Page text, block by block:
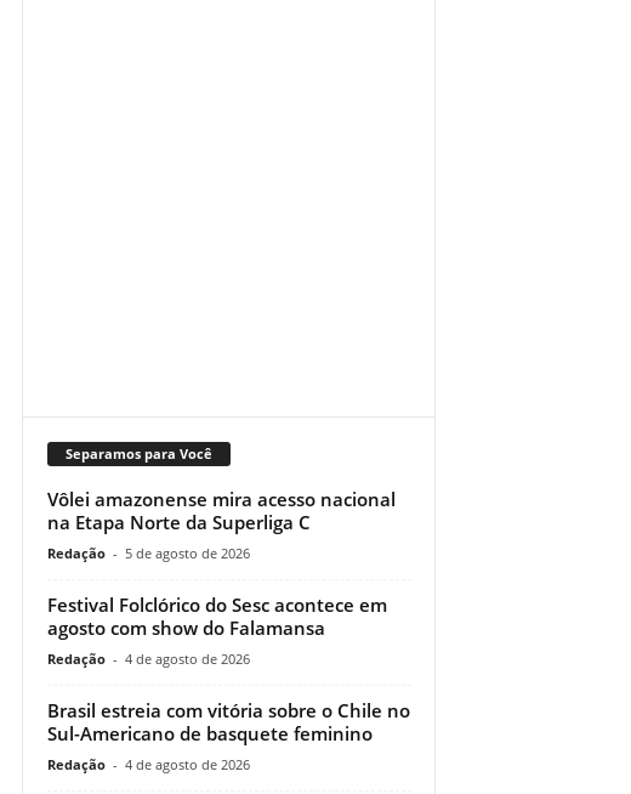
Separamos para Você
Vôlei amazonense mira acesso nacional
na Etapa Norte da Superliga C
Redação - 5 de agosto de 2026
Festival Folclórico do Sesc acontece em
agosto com show do Falamansa
Redação - 4 de agosto de 2026
Brasil estreia com vitória sobre o Chile no
Sul-Americano de basquete feminino
Redação - 4 de agosto de 2026